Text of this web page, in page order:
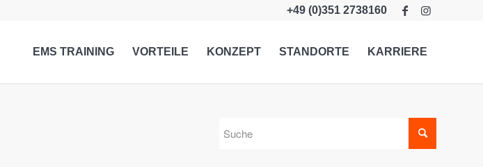
+49 (0)351 2738160
EMS TRAINING VORTEILE KONZEPT STANDORTE KARRIERE